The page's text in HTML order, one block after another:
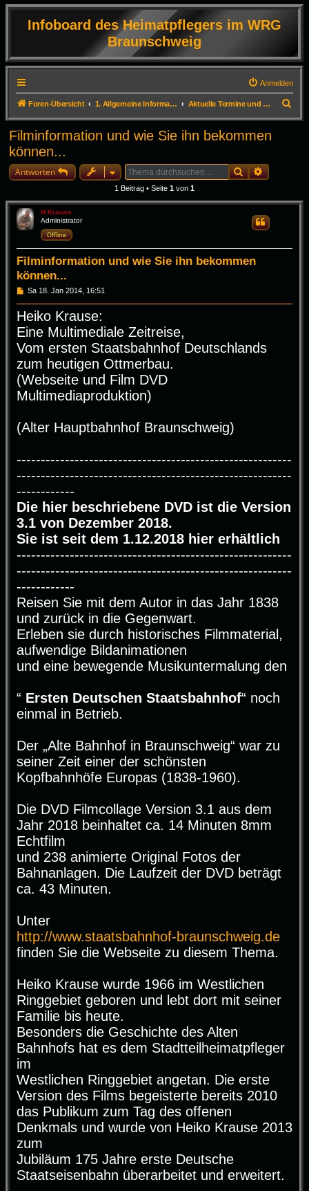
Infoboard des Heimatpflegers im WRG
Braunschweig
Anmelden
Foren-Übersicht 1. Allgemeine Informationen Aktuelle Termine und Infos zum Erhalt der DVD
u
Filminformation und wie Sie ihn bekommen
können...
Antworten SucheErweiterte
1 Beitrag • Seite 1 von 1
H.Krause
Administrator
Offline
Filminformation und wie Sie ihn bekommen
können...
Zitieren
B
t
r
a
g
Sa 18. Jan 2014, 16:51
Heiko Krause:
Eine Multimediale Zeitreise,
Vom ersten Staatsbahnhof Deutschlands
zum heutigen Ottmerbau.
(Webseite und Film DVD
Multimediaproduktion)
(Alter Hauptbahnhof Braunschweig)
---------------------------------------------------------
---------------------------------------------------------
------------
Die hier beschriebene DVD ist die Version
3.1 von Dezember 2018.
Sie ist seit dem 1.12.2018 hier erhältlich
---------------------------------------------------------
---------------------------------------------------------
------------
Reisen Sie mit dem Autor in das Jahr 1838
und zurück in die Gegenwart.
Erleben sie durch historisches Filmmaterial,
aufwendige Bildanimationen
und eine bewegende Musikuntermalung den
“ Ersten Deutschen Staatsbahnhof“ noch
einmal in Betrieb.
Der „Alte Bahnhof in Braunschweig“ war zu
seiner Zeit einer der schönsten
Kopfbahnhöfe Europas (1838-1960).
Die DVD Filmcollage Version 3.1 aus dem
Jahr 2018 beinhaltet ca. 14 Minuten 8mm
Echtfilm
und 238 animierte Original Fotos der
Bahnanlagen. Die Laufzeit der DVD beträgt
ca. 43 Minuten.
Unter
http://www.staatsbahnhof-braunschweig.de
finden Sie die Webseite zu diesem Thema.
Heiko Krause wurde 1966 im Westlichen
Ringgebiet geboren und lebt dort mit seiner
Familie bis heute.
Besonders die Geschichte des Alten
Bahnhofs hat es dem Stadtteilheimatpfleger
im
Westlichen Ringgebiet angetan. Die erste
Version des Films begeisterte bereits 2010
das Publikum zum Tag des offenen
Denkmals und wurde von Heiko Krause 2013
zum
Jubiläum 175 Jahre erste Deutsche
Staatseisenbahn überarbeitet und erweitert.